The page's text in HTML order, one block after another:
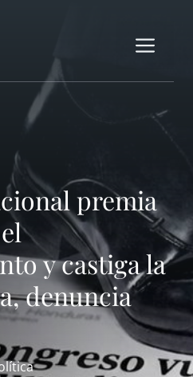
premia
y castiga la
denuncia